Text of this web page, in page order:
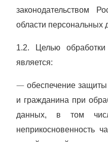
законодательством
области персональных
1.2. Целью
является:
— обеспечение
и гражданина при
данных, в том
неприкосновенность